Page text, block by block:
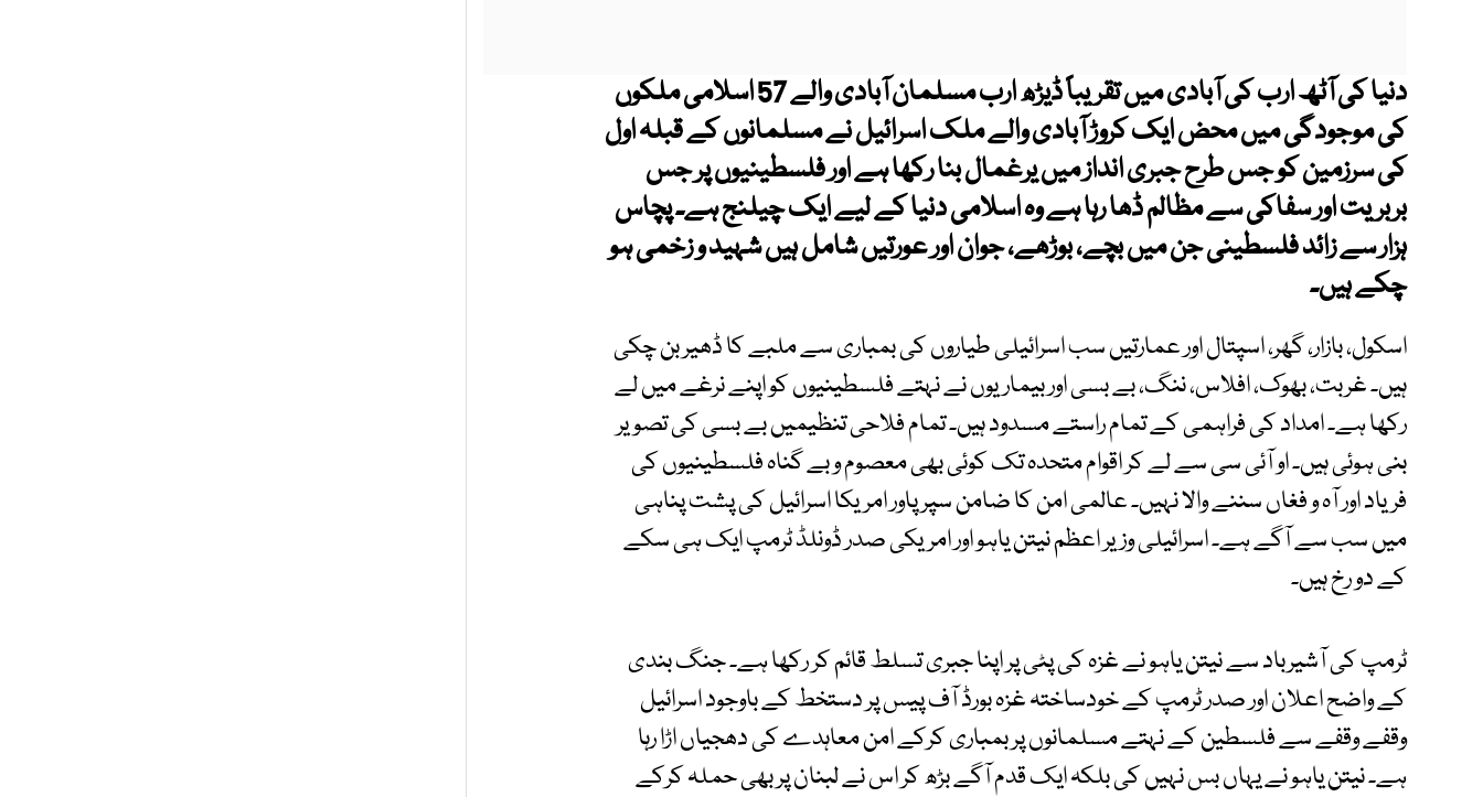
دنیا کی آٹھ ارب کی آبادی میں تقریباً ڈیڑھ ارب مسلمان آبادی والے 57 اسلامی ملکوں
کی موجودگی میں محض ایک کروڑ آبادی والے ملک اسرائیل نے مسلمانوں کے قبلہ اول
کی سرزمین کو جس طرح جبری انداز میں یرغمال بنا رکھا ہے اور فلسطینیوں پر جس
بربریت اور سفاکی سے مظالم ڈھا رہا ہے وہ اسلامی دنیا کے لیے ایک چیلنج ہے۔ پچاس
ہزار سے زائد فلسطینی جن میں بچے، بوڑھے، جوان اور عورتیں شامل ہیں شہید و زخمی ہو
چکے ہیں۔
اسکول، بازار، گھر، اسپتال اور عمارتیں سب اسرائیلی طیاروں کی بمباری سے ملبے کا ڈھیر بن چکی
ہیں۔ غربت، بھوک، افلاس، ننگ، بے بسی اور بیماریوں نے نہتے فلسطینیوں کو اپنے نرغے میں لے
رکھا ہے۔ امداد کی فراہمی کے تمام راستے مسدود ہیں۔ تمام فلاحی تنظیمیں بے بسی کی تصویر
بنی ہوئی ہیں۔ او آئی سی سے لے کر اقوام متحدہ تک کوئی بھی معصوم و بے گناہ فلسطینیوں کی
فریاد اور آہ و فغاں سننے والا نہیں۔ عالمی امن کا ضامن سپرپاور امریکا اسرائیل کی پشت پناہی
میں سب سے آگے ہے۔ اسرائیلی وزیر اعظم نیتن یاہو اور امریکی صدر ڈونلڈ ٹرمپ ایک ہی سکے
کے دو رخ ہیں۔
ٹرمپ کی آشیرباد سے نیتن یاہو نے غزہ کی پٹی پر اپنا جبری تسلط قائم کر رکھا ہے۔ جنگ بندی
کے واضح اعلان اور صدر ٹرمپ کے خودساختہ غزہ بورڈ آف پیس پر دستخط کے باوجود اسرائیل
وقفے وقفے سے فلسطین کے نہتے مسلمانوں پر بمباری کرکے امن معاہدے کی دھجیاں اڑا رہا
ہے۔ نیتن یاہو نے یہاں بس نہیں کی بلکہ ایک قدم آگے بڑھ کر اس نے لبنان پر بھی حملہ کرکے